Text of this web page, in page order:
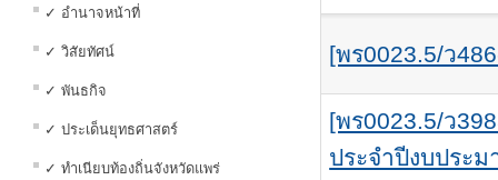
✓ อำนาจหน้าที่
✓ วิสัยทัศน์
✓ พันธกิจ
✓ ประเด็นยุทธศาสตร์
✓ ทำเนียบท้องถิ่นจังหวัดแพร่
[พร0023.5/ว
[พร0023.5/ว
ประจำปีงบประ